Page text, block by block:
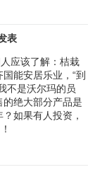
大的
殊奖学金，协
自刨品牌“山姆
，提供给研究数
表
应该了解：桔栽
能安居乐业，“到
不是沃尔玛的员
绝大部分产品是
如果有人投资，